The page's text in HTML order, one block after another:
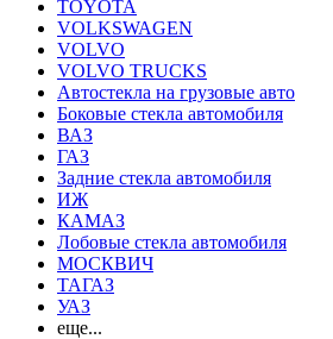
TOYOTA
VOLKSWAGEN
VOLVO
VOLVO TRUCKS
Автостекла на грузовые авто
Боковые стекла автомобиля
ВАЗ
ГАЗ
Задние стекла автомобиля
ИЖ
КАМАЗ
Лобовые стекла автомобиля
МОСКВИЧ
ТАГАЗ
УАЗ
еще...